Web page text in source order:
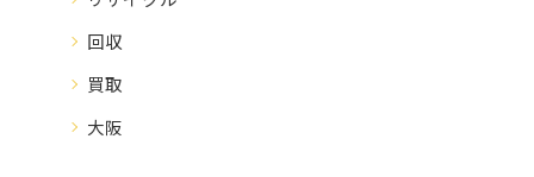
回収
買取
大阪